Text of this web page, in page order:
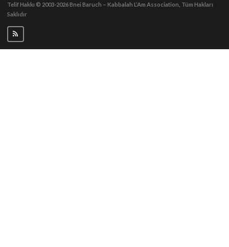
Telif Hakkı © 2003-2026Bnei Baruch – Kabbalah L’Am Association, Tüm Hakları
Saklıdır